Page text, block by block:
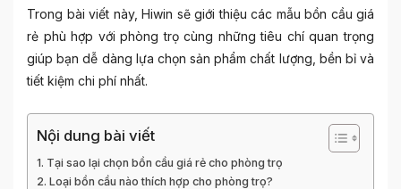
Trong bài viết này, Hiwin sẽ giới thiệu các mẫu bồn cầu giá
rẻ phù hợp với phòng trọ cùng những tiêu chí quan trọng
giúp bạn dễ dàng lựa chọn sản phẩm chất lượng, bền bỉ và
tiết kiệm chi phí nhất.
Nội dung bài viết
Tại sao lại chọn bồn cầu giá rẻ cho phòng trọ
Loại bồn cầu nào thích hợp cho phòng trọ?